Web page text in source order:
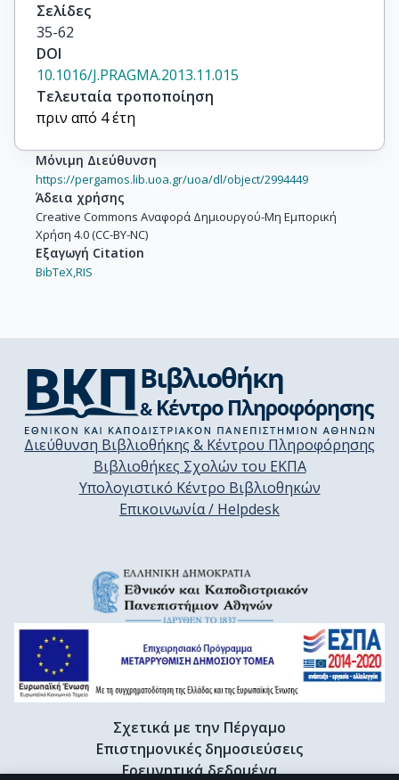
Σελίδες
35-62
DOI
10.1016/J.PRAGMA.2013.11.015
Τελευταία τροποποίηση
πριν από 4 έτη
Μόνιμη Διεύθυνση
https://pergamos.lib.uoa.gr/uoa/dl/object/2994449
Άδεια χρήσης
Creative Commons Αναφορά Δημιουργού-Μη Εμπορική
Χρήση 4.0 (CC-BY-NC)
Εξαγωγή Citation
BibTeX,RIS
Διεύθυνση Βιβλιοθήκης & Κέντρου Πληροφόρησης
Βιβλιοθήκες Σχολών του ΕΚΠΑ
Υπολογιστικό Κέντρο Βιβλιοθηκών
Επικοινωνία / Helpdesk
Σχετικά με την Πέργαμο
Επιστημονικές δημοσιεύσεις
Ερευνητικά δεδομένα